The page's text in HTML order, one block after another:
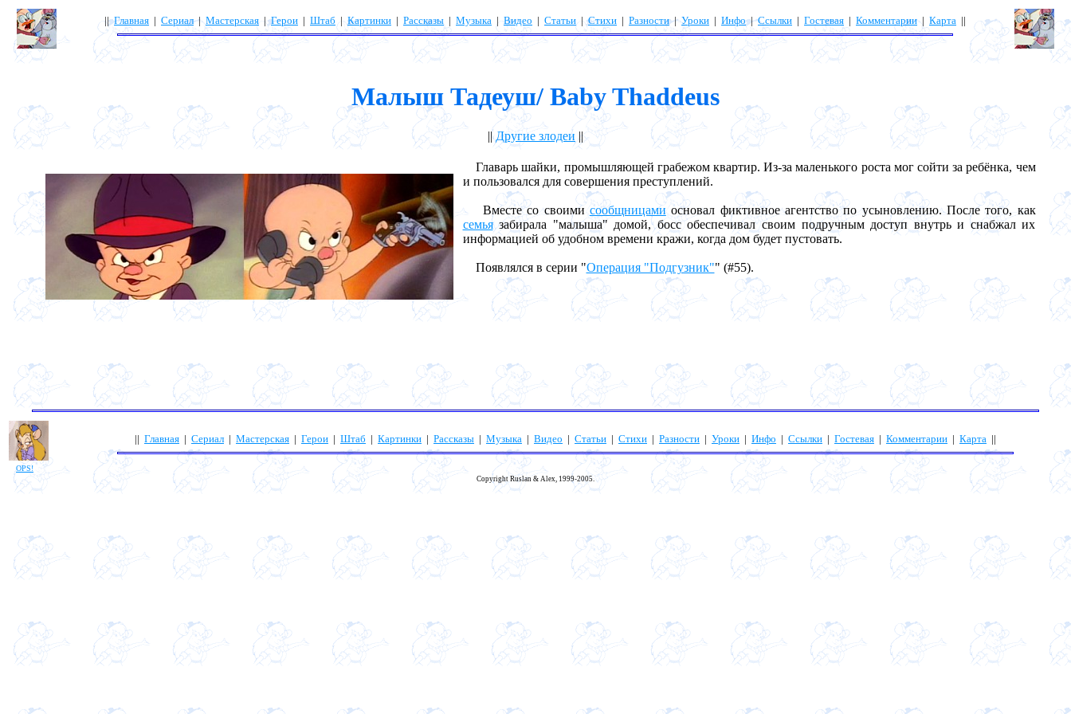
||Главная | Сериал|Мастерская |Герои | Штаб |Картинки | Рассказы | Музыка |Видео | Статьи|Стихи | Разности|Уроки | Инфо|Ссылки | Гостевая | Комментарии| Карта ||
Малыш Тадеуш/ Baby Thaddeus
||Другие злодеи ||
Главарь шайки, промышляющей грабежом квартир. Из-за маленького роста мог сойти за ребёнка, чем
и пользовался для совершения преступлений.
Вместе со своимисообщницамиосновал фиктивное агентство по усыновлению. После того, как
семьязабирала "малыша" домой, босс обеспечивал своим подручным доступ внутрь и снабжал их
информацией об удобном времени кражи, когда дом будет пустовать.
Появлялся в серии "Операция "Подгузник"" (#55).
OPS!
|| Главная | Сериал | Мастерская | Герои | Штаб | Картинки | Рассказы | Музыка | Видео | Статьи | Стихи | Разности | Уроки | Инфо | Ссылки | Гостевая | Комментарии | Карта ||
Copyright Ruslan & Alex, 1999-2005.